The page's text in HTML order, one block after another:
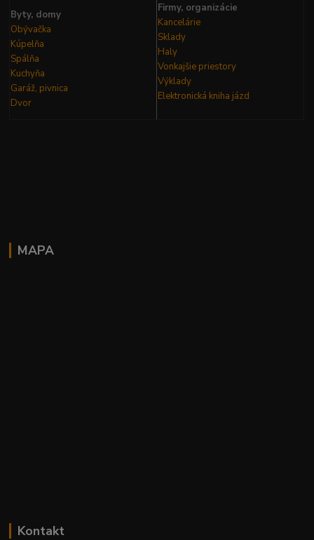
Byty, domy
Obývačka
Kúpelňa
Spálňa
Kuchyňa
Garáž, pivnica
Dvor
Firmy, organizácie
Kancelárie
Sklady
Haly
Vonkajšie priestory
Výklady
Elektronická kniha jázd
MAPA
Kontakt